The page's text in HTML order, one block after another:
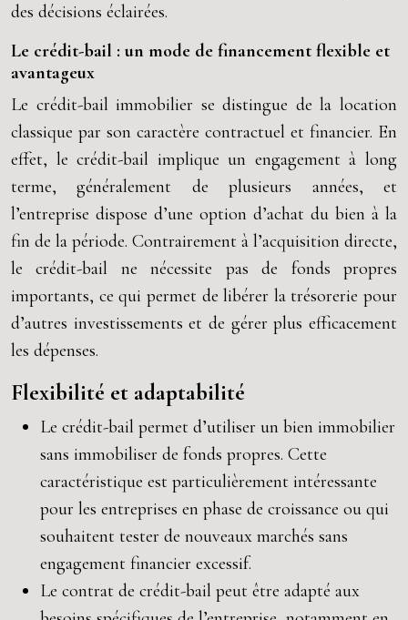
des décisions éclairées.
Le crédit-bail : un mode de financement flexible et
avantageux
Le crédit-bail immobilier se distingue de la location
classique par son caractère contractuel et financier. En
effet, le crédit-bail implique un engagement à long
terme, généralement de plusieurs années, et
l’entreprise dispose d’une option d’achat du bien à la
fin de la période. Contrairement à l’acquisition directe,
le crédit-bail ne nécessite pas de fonds propres
importants, ce qui permet de libérer la trésorerie pour
d’autres investissements et de gérer plus efficacement
les dépenses.
Flexibilité et adaptabilité
Le crédit-bail permet d’utiliser un bien immobilier
sans immobiliser de fonds propres. Cette
caractéristique est particulièrement intéressante
pour les entreprises en phase de croissance ou qui
souhaitent tester de nouveaux marchés sans
engagement financier excessif.
Le contrat de crédit-bail peut être adapté aux